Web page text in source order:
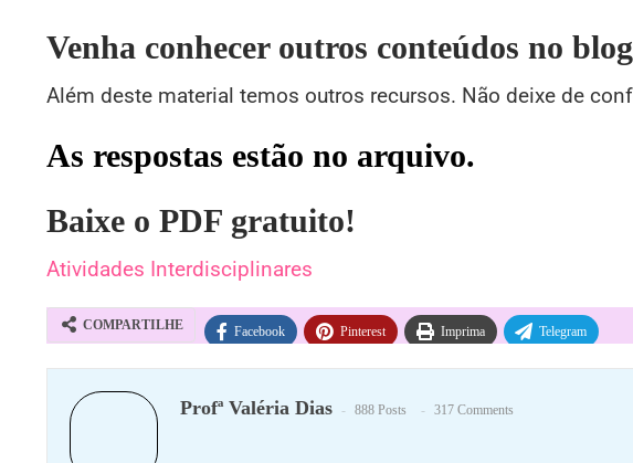
Venha conhecer outros conteúdos no
Além deste material temos outros recursos. Não deixe de
As respostas estão no arquivo.
Baixe o PDF gratuito!
Atividades Interdisciplinares
COMPARTILHE Facebook Pinterest Imprima Telegram
Profª Valéria Dias 888 Posts 317 Comments